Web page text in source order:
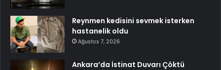
Reynmen kedisini sevmek isterken
hastanelik oldu
Ağustos 7, 2026
Ankara’da İstinat Duvarı Çöktü